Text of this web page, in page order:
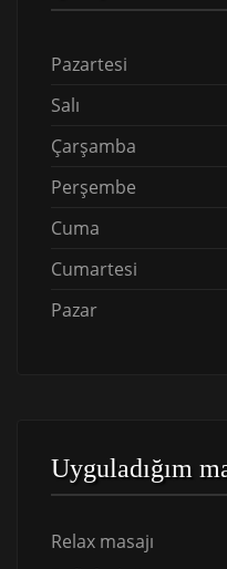
Pazartesi
Salı
Çarşamba
Perşembe
Cuma
Cumartesi
Pazar
Uyguladığım
Relax masajı